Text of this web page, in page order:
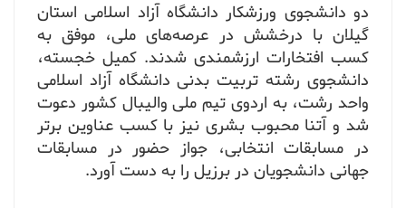
دو دانشجوی ورزشکار دانشگاه آزاد اسلامی استان
گیلان با درخشش در عرصه‌های ملی، موفق به
کسب افتخارات ارزشمندی شدند. کمیل خجسته،
دانشجوی رشته تربیت بدنی دانشگاه آزاد اسلامی
واحد رشت، به اردوی تیم ملی والیبال کشور دعوت
شد و آتنا محبوب بشری نیز با کسب عناوین برتر
در مسابقات انتخابی، جواز حضور در مسابقات
جهانی دانشجویان در برزیل را به دست آورد.